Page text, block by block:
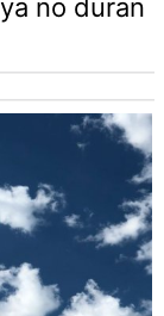
no duran